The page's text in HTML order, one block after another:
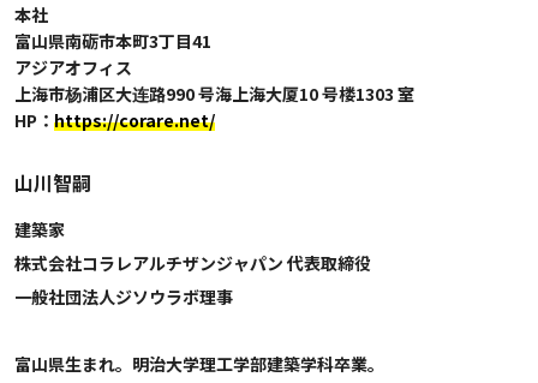
本社
富山県南砺市本町3丁目41
アジアオフィス
上海市杨浦区大连路990 号海上海大厦10 号楼1303 室
HP： https://corare.net/
山川智嗣
建築家
株式会社コラレアルチザンジャパン 代表取締役
一般社団法人ジソウラボ理事
富山県生まれ。明治大学理工学部建築学科卒業。